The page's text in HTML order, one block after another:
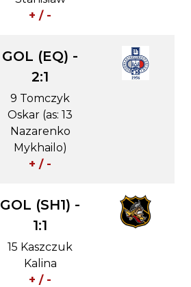
+ / -
GOL (EQ) -
2:1
9 Tomczyk
Oskar (as: 13
Nazarenko
Mykhailo)
+ / -
GOL (SH1) -
1:1
15 Kaszczuk
Kalina
+ / -